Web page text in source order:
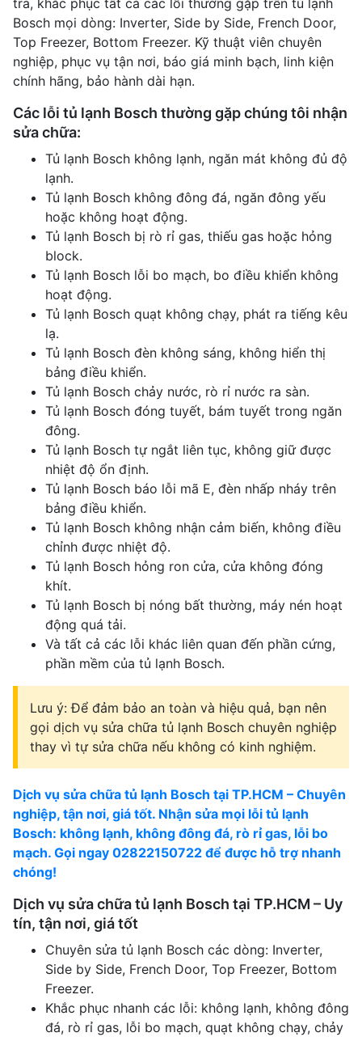
tra, khắc phục tất cả các lỗi thường gặp trên tủ lạnh
Bosch mọi dòng: Inverter, Side by Side, French Door,
Top Freezer, Bottom Freezer. Kỹ thuật viên chuyên
nghiệp, phục vụ tận nơi, báo giá minh bạch, linh kiện
chính hãng, bảo hành dài hạn.
Các lỗi tủ lạnh Bosch thường gặp chúng tôi nhận
sửa chữa:
Tủ lạnh Bosch không lạnh, ngăn mát không đủ độ
lạnh.
Tủ lạnh Bosch không đông đá, ngăn đông yếu
hoặc không hoạt động.
Tủ lạnh Bosch bị rò rỉ gas, thiếu gas hoặc hỏng
block.
Tủ lạnh Bosch lỗi bo mạch, bo điều khiển không
hoạt động.
Tủ lạnh Bosch quạt không chạy, phát ra tiếng kêu
lạ.
Tủ lạnh Bosch đèn không sáng, không hiển thị
bảng điều khiển.
Tủ lạnh Bosch chảy nước, rò rỉ nước ra sàn.
Tủ lạnh Bosch đóng tuyết, bám tuyết trong ngăn
đông.
Tủ lạnh Bosch tự ngắt liên tục, không giữ được
nhiệt độ ổn định.
Tủ lạnh Bosch báo lỗi mã E, đèn nhấp nháy trên
bảng điều khiển.
Tủ lạnh Bosch không nhận cảm biến, không điều
chỉnh được nhiệt độ.
Tủ lạnh Bosch hỏng ron cửa, cửa không đóng
khít.
Tủ lạnh Bosch bị nóng bất thường, máy nén hoạt
động quá tải.
Và tất cả các lỗi khác liên quan đến phần cứng,
phần mềm của tủ lạnh Bosch.
Lưu ý: Để đảm bảo an toàn và hiệu quả, bạn nên
gọi dịch vụ sửa chữa tủ lạnh Bosch chuyên nghiệp
thay vì tự sửa chữa nếu không có kinh nghiệm.
Dịch vụ sửa chữa tủ lạnh Bosch tại TP.HCM – Chuyên
nghiệp, tận nơi, giá tốt. Nhận sửa mọi lỗi tủ lạnh
Bosch: không lạnh, không đông đá, rò rỉ gas, lỗi bo
mạch. Gọi ngay 02822150722 để được hỗ trợ nhanh
chóng!
Dịch vụ sửa chữa tủ lạnh Bosch tại TP.HCM – Uy
tín, tận nơi, giá tốt
Chuyên sửa tủ lạnh Bosch các dòng: Inverter,
Side by Side, French Door, Top Freezer, Bottom
Freezer.
Khắc phục nhanh các lỗi: không lạnh, không đông
đá, rò rỉ gas, lỗi bo mạch, quạt không chạy, chảy